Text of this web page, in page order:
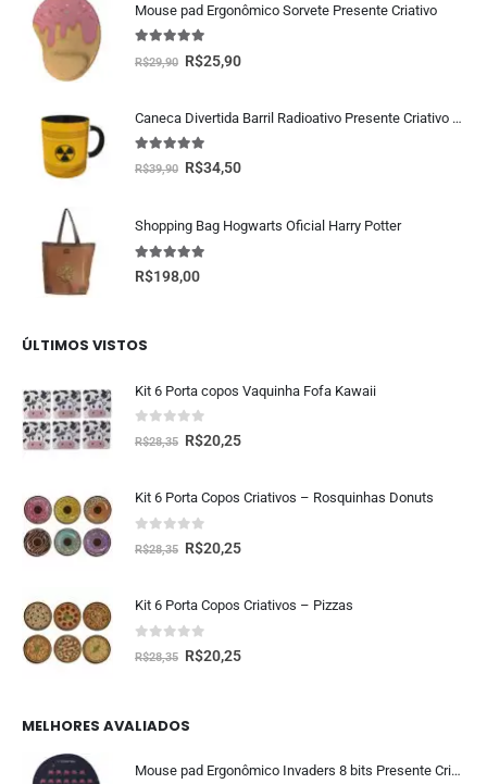
Mouse pad Ergonômico Sorvete Presente Criativo
fora de 5
R$29,90 R$25,90
Caneca Divertida Barril Radioativo Presente Criativo Geek
5.00 fora de 5
R$39,90 R$34,50
Shopping Bag Hogwarts Oficial Harry Potter
5.00 fora de 5
R$198,00
ÚLTIMOS VISTOS
Kit 6 Porta copos Vaquinha Fofa Kawaii
fora de 5
R$28,35 R$20,25
Kit 6 Porta Copos Criativos – Rosquinhas Donuts
fora de 5
R$28,35 R$20,25
Kit 6 Porta Copos Criativos – Pizzas
fora de 5
R$28,35 R$20,25
MELHORES AVALIADOS
Mouse pad Ergonômico Invaders 8 bits Presente Criativo Geek